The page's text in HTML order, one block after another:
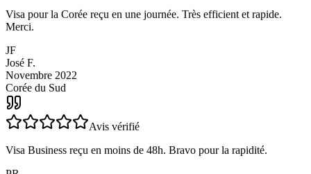
Visa pour la Corée reçu en une journée. Très efficient et rapide.
Merci.
JF
José F.
Novembre 2022
Corée du Sud